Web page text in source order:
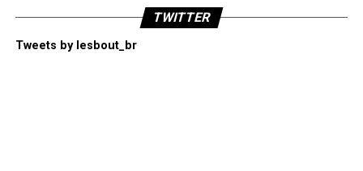
TWITTER
Tweets by lesbout_br